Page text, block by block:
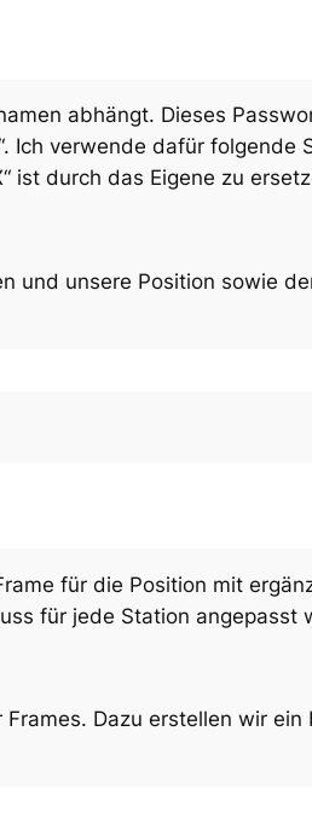
abhängt. Dieses
Ich verwende dafür folgende
ist durch das Eigene zu
und unsere Position sowie
für die Position mit
für jede Station angepasst
Dazu erstellen wir ein